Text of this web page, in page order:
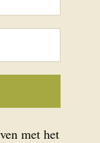
met het